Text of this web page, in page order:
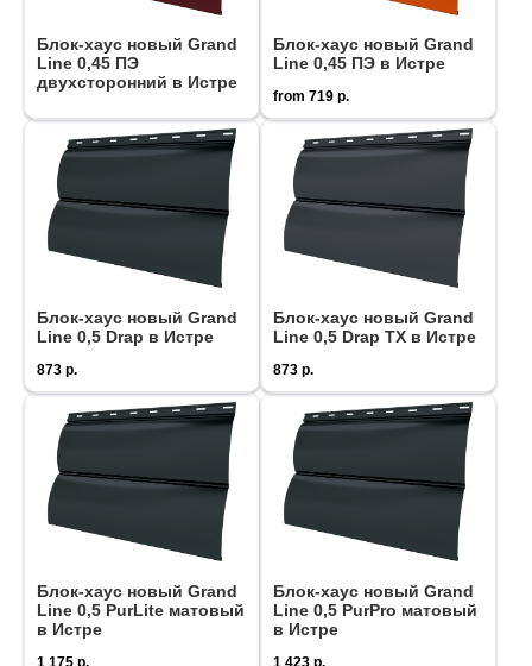
Блок-хаус новый Grand
Line 0,45 ПЭ
двухсторонний в Истре
Блок-хаус новый Grand
Line 0,45 ПЭ в Истре
from 719 р.
Блок-хаус новый Grand
Line 0,5 Drap в Истре
873 р.
Блок-хаус новый Grand
Line 0,5 Drap ТХ в Истре
873 р.
Блок-хаус новый Grand
Line 0,5 PurLite матовый
в Истре
1 175 р.
Блок-хаус новый Grand
Line 0,5 PurPro матовый
в Истре
1 423 р.